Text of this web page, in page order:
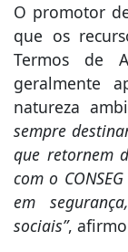
O promotor
que os
Termos de
geralmente
natureza
sempre
que retornem
com o
em
sociais”,